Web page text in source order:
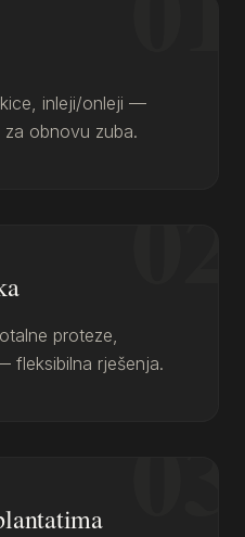
inleji/onleji —
za obnovu zuba.
proteze,
fleksibilna rješenja.